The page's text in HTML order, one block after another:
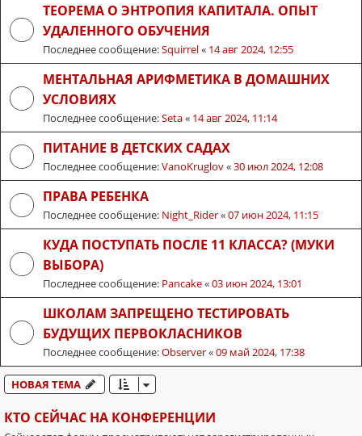
ТЕОРЕМА О ЭНТРОПИЯ КАПИТАЛА. ОПЫТ
УДАЛЕННОГО ОБУЧЕНИЯ
Последнее сообщение:Squirrel« 14 авг 2024, 12:55
МЕНТАЛЬНАЯ АРИФМЕТИКА В ДОМАШНИХ
УСЛОВИЯХ
Последнее сообщение:Seta« 14 авг 2024, 11:14
ПИТАНИЕ В ДЕТСКИХ САДАХ
Последнее сообщение:VanoKruglov«30 июл 2024, 12:08
ПРАВА РЕБЕНКА
Последнее сообщение: Night_Rider«07 июн 2024, 11:15
КУДА ПОСТУПАТЬ ПОСЛЕ 11 КЛАССА? (МУКИ
ВЫБОРА)
Последнее сообщение: Pancake«03 июн 2024, 13:01
ШКОЛАМ ЗАПРЕЩЕНО ТЕСТИРОВАТЬ
БУДУЩИХ ПЕРВОКЛАСНИКОВ
Последнее сообщение:Observer«09 май 2024, 17:38
НОВАЯ ТЕМА
КТО СЕЙЧАС НА КОНФЕРЕНЦИИ